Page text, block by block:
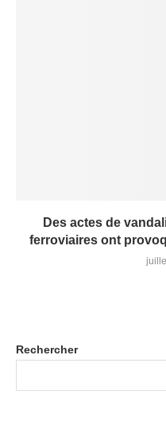
Des actes de
ferroviaires ont
Rechercher